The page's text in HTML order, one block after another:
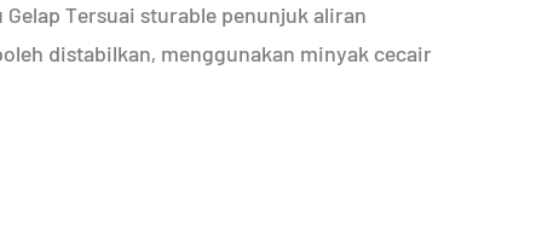
Tersuai sturable penunjuk aliran
distabilkan, menggunakan minyak cecair